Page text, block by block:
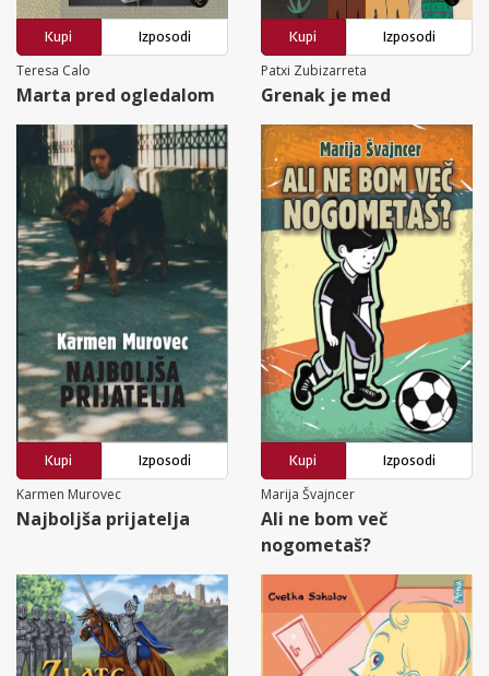
Kupi
Izposodi
Teresa Calo
Marta pred ogledalom
Kupi
Izposodi
Patxi Zubizarreta
Grenak je med
Kupi
Izposodi
Karmen Murovec
Najboljša prijatelja
Kupi
Izposodi
Marija Švajncer
Ali ne bom več
nogometaš?